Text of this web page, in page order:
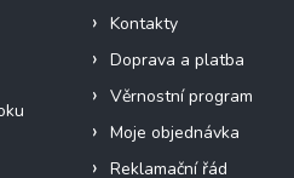
Kontakty
Doprava a platba
Věrnostní program
Moje objednávka
Reklamační řád